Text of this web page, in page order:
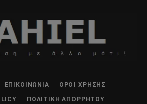
ΕΠΙΚΟΙΝΩΝΊΑ ΌΡΟΙ ΧΡΉΣΗΣ
ΠΟΛΙΤΙΚΉ ΑΠΟΡΡΉΤΟΥ